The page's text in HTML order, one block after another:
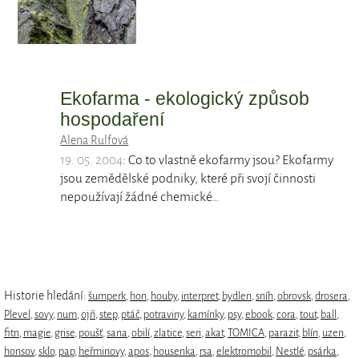
Ekofarma - ekologický způsob
hospodaření
Alena Rulfová
19. 05. 2004: Co to vlastně ekofarmy jsou? Ekofarmy
jsou zemědělské podniky, které při svojí činnosti
nepoužívají žádné chemické…
Historie hledání: šumperk, hon, houby, interpret, bydlen,sníh,obrovsk,drosera,
Plevel ,sovy, num,ojñ,step, ptáč, potraviny, kamínky, psy,ebook,cora,tout, ball ,
fitn, magie, grise, poušť,sana,obilí,zlatice,seri,akat,TOMICA, parazit, blín, uzen,
honsov,sklo, pap, heřminovy,apos, housenka, rsa,elektromobil , Nestlé, psárka,